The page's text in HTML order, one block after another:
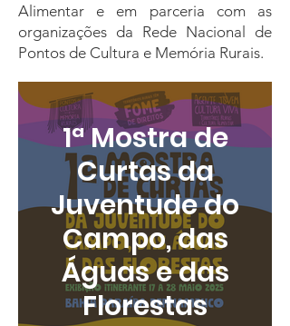
Alimentar e em parceria com as
organizações da Rede Nacional de
Pontos de Cultura e Memória Rurais.
1ª Mostra de
Curtas da
Juventude do
Campo, das
Águas e das
Florestas